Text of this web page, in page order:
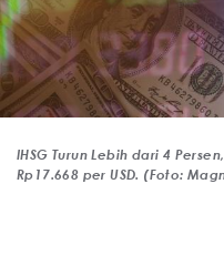
IHSG Turun Lebih dari 4
Rp17.668 per USD. (Foto: